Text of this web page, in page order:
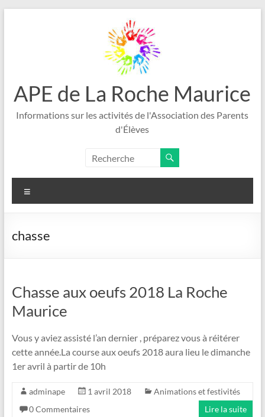
APE de La Roche Maurice
Informations sur les activités de l'Association des Parents
d'Élèves
chasse
Chasse aux oeufs 2018 La Roche
Maurice
Vous y aviez assisté l’an dernier , préparez vous à réitérer
cette année.La course aux oeufs 2018 aura lieu le dimanche
1er avril à partir de 10h
adminape 1 avril 2018
Animations et festivités
0 Commentaires
Lire la suite